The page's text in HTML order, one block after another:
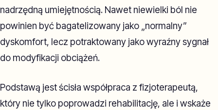
nadrzędną umiejętnością. Nawet niewielki ból nie
powinien być bagatelizowany jako „normalny”
dyskomfort, lecz potraktowany jako wyraźny sygnał
do modyfikacji obciążeń.
Podstawą jest ścisła współpraca z fizjoterapeutą,
który nie tylko poprowadzi rehabilitację, ale i wskaże